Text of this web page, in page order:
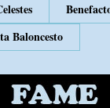
Baloncesto